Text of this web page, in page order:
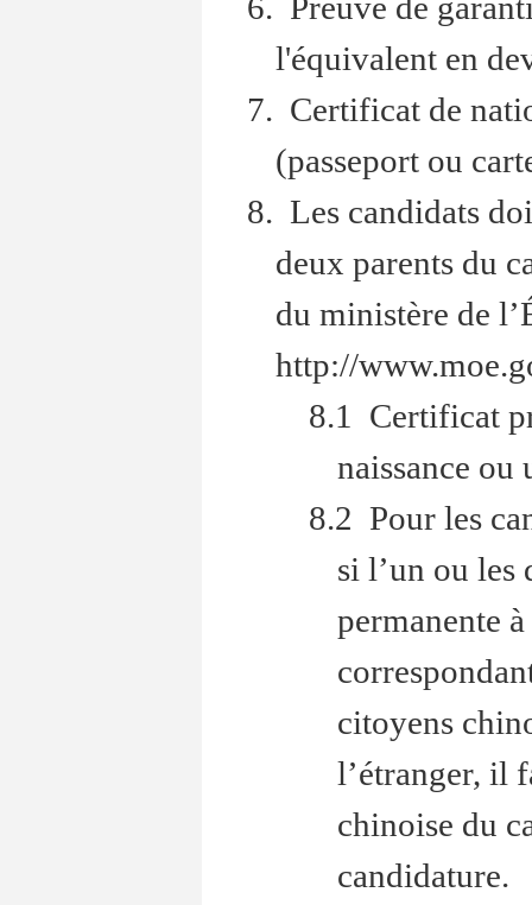
l'équivalent en
7. Certificat de
(passeport ou
8. Les candidats
deux parents du
du ministère de
http://
8.1 Certificat
naissance ou
8.2 Pour les
si l’un ou les
permanente
citoyens
l’étranger, il
chinoise du
candidature.